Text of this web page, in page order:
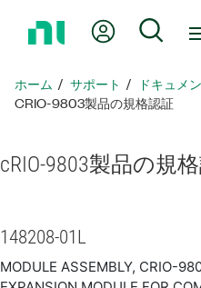
ペ
ー
戻
Myアカウン
検索
ホーム サポート ドキュメ
CRIO-9803製品​の​規格​認証
cRIO-9803製品​の​規
148208-01L
MODULE ASSEMBLY, CRIO-